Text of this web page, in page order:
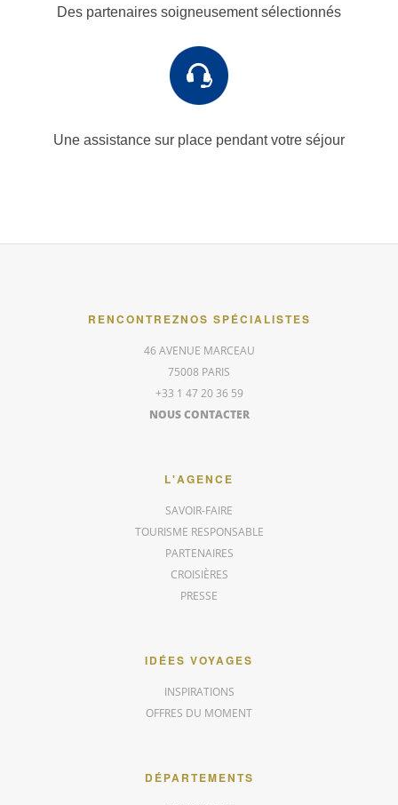
Des partenaires soigneusement sélectionnés
Une assistance sur place pendant votre séjour
RENCONTREZNOS SPÉCIALISTES
46 AVENUE MARCEAU
75008 PARIS
+33 1 47 20 36 59
NOUS CONTACTER
L'AGENCE
SAVOIR-FAIRE
TOURISME RESPONSABLE
PARTENAIRES
CROISIÈRES
PRESSE
IDÉES VOYAGES
INSPIRATIONS
OFFRES DU MOMENT
DÉPARTEMENTS